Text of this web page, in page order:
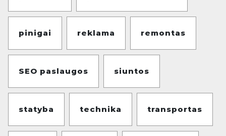
pinigai reklama remontas
SEO paslaugos siuntos
statyba technika transportas